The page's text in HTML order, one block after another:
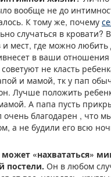
вообще не до
К тому же, почему
случаться в кровати?
и мест, где можно любить
в ваши отношения
не класть
и мамой, тк у пап
Лучше положить
А папа пусть
очень благодарен , что
а не будили его всю
может «нахвататься»
постели. Он в любом